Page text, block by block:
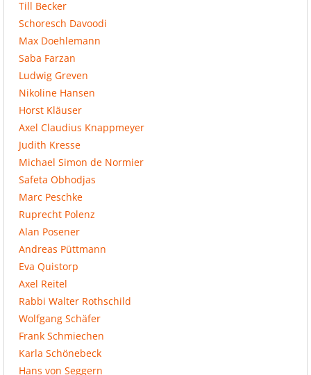
Till Becker
Schoresch Davoodi
Max Doehlemann
Saba Farzan
Ludwig Greven
Nikoline Hansen
Horst Kläuser
Axel Claudius Knappmeyer
Judith Kresse
Michael Simon de Normier
Safeta Obhodjas
Marc Peschke
Ruprecht Polenz
Alan Posener
Andreas Püttmann
Eva Quistorp
Axel Reitel
Rabbi Walter Rothschild
Wolfgang Schäfer
Frank Schmiechen
Karla Schönebeck
Hans von Seggern